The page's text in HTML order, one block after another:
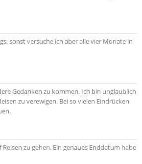
sonst versuche ich aber alle vier Monate in
Gedanken zu kommen. Ich bin unglaublich
zu verewigen. Bei so vielen Eindrücken
zu gehen. Ein genaues Enddatum habe